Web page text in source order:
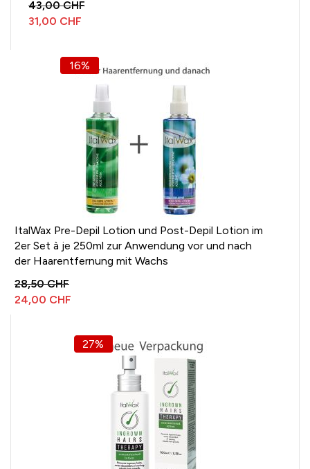
31,00 CHF
43,00 CHF
16%
ItalWax Pre-Depil Lotion und Post-Depil Lotion im
2er Set à je 250ml zur Anwendung vor und nach
der Haarentfernung mit Wachs
24,00 CHF
28,50 CHF
27%